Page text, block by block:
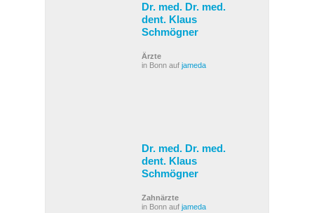
Dr. med. Dr. med.
dent. Klaus
Schmögner
Ärzte
in Bonn auf jameda
Dr. med. Dr. med.
dent. Klaus
Schmögner
Zahnärzte
in Bonn auf jameda